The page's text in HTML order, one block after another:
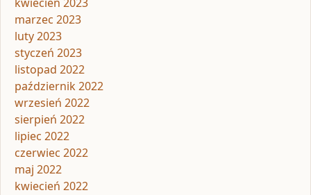
marzec 2023
luty 2023
styczeń 2023
listopad 2022
październik 2022
wrzesień 2022
sierpień 2022
lipiec 2022
czerwiec 2022
maj 2022
kwiecień 2022